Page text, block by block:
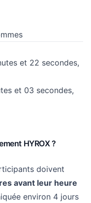
et 22 secondes,
et 03 secondes,
HYROX ?
doivent
avant leur heure
environ 4 jours